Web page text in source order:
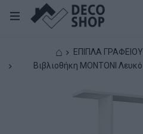
⌂ ΕΠΙΠΛΑ ΓΡΑΦΕΙΟΥ
Βιβλιοθήκη MONTONI Λευκό Μοριοσανίδα/Μελαμίνη